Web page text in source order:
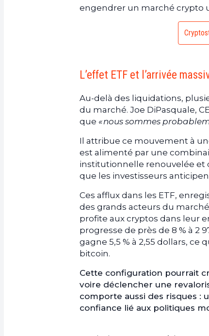
engendrer un marché crypto
L’effet ETF et l’arrivée
Au-delà des liquidations,
du marché. Joe DiPasquale,
que « nous sommes
Il attribue ce mouvement à
est alimenté par une
institutionnelle renouvelée et
que les investisseurs
Ces afflux dans les ETF,
des grands acteurs du
profite aux cryptos dans leur
progresse de près de 8 % à 2
gagne 5,5 % à 2,55 dollars,
bitcoin.
Cette configuration pourrait
voire déclencher une
comporte aussi des risques :
confiance lié aux politiques